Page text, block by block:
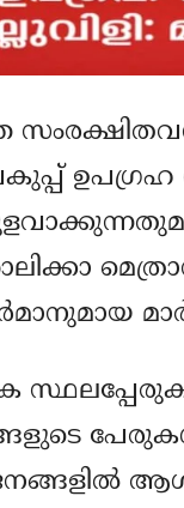
ഉപഗ്രഹ
ജനങ്ങളില്‍